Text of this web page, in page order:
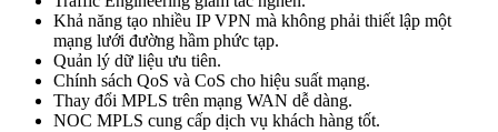
Khả năng tạo nhiều IP VPN mà không phải thiết lập một
mạng lưới đường hầm phức tạp.
Quản lý dữ liệu ưu tiên.
Chính sách QoS và CoS cho hiệu suất mạng.
Thay đổi MPLS trên mạng WAN dễ dàng.
NOC MPLS cung cấp dịch vụ khách hàng tốt.